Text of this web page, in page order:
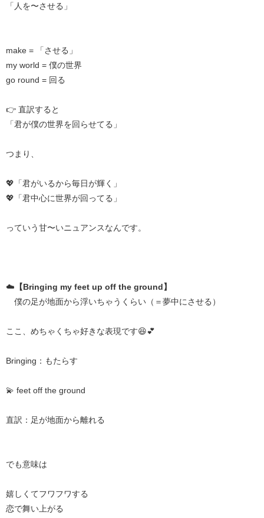
「人を〜させる」
make = 「させる」
my world = 僕の世界
go round = 回る
👉 直訳すると
「君が僕の世界を回らせてる」
つまり、
💖「君がいるから毎日が輝く」
💖「君中心に世界が回ってる」
っていう甘〜いニュアンスなんです。
☁️ 【Bringing my feet up off the ground】
僕の足が地面から浮いちゃうくらい（＝夢中にさせる）
ここ、めちゃくちゃ好きな表現です😆💕
Bringing：もたらす
💫 feet off the ground
直訳：足が地面から離れる
でも意味は
嬉しくてフワフワする
恋で舞い上がる